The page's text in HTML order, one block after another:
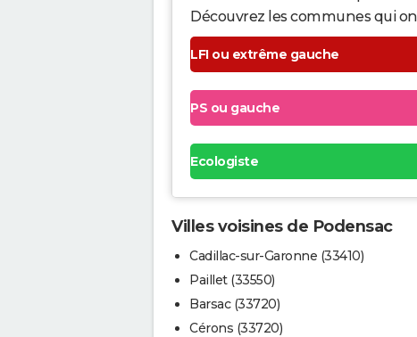
Découvrez les communes qui
LFI ou extrême gauche
PS ou gauche
Ecologiste
Villes voisines de Podensac
Cadillac-sur-Garonne (33410)
Paillet (33550)
Barsac (33720)
Cérons (33720)